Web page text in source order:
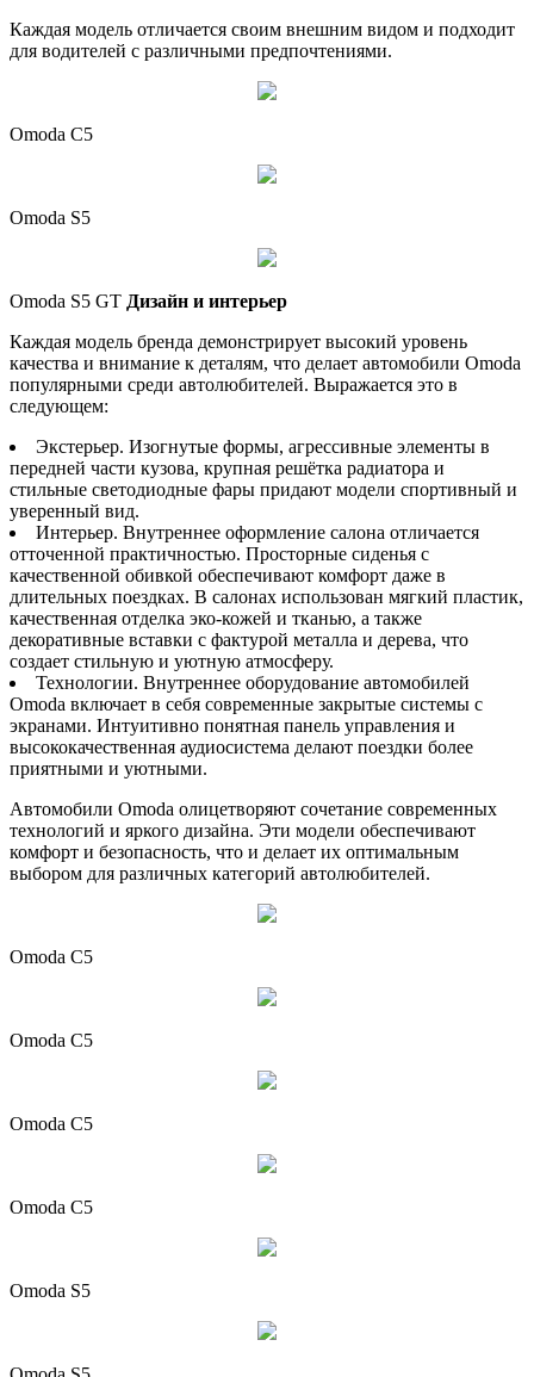
Каждая модель отличается своим внешним видом и подходит
для водителей с различными предпочтениями.
Omoda C5
Omoda S5
Omoda S5 GT Дизайн и интерьер
Каждая модель бренда демонстрирует высокий уровень
качества и внимание к деталям, что делает автомобили Omoda
популярными среди автолюбителей. Выражается это в
следующем:
Экстерьер. Изогнутые формы, агрессивные элементы в
передней части кузова, крупная решётка радиатора и
стильные светодиодные фары придают модели спортивный и
уверенный вид.
Интерьер. Внутреннее оформление салона отличается
отточенной практичностью. Просторные сиденья с
качественной обивкой обеспечивают комфорт даже в
длительных поездках. В салонах использован мягкий пластик,
качественная отделка эко-кожей и тканью, а также
декоративные вставки с фактурой металла и дерева, что
создает стильную и уютную атмосферу.
Технологии. Внутреннее оборудование автомобилей
Omoda включает в себя современные закрытые системы с
экранами. Интуитивно понятная панель управления и
высококачественная аудиосистема делают поездки более
приятными и уютными.
Автомобили Omoda олицетворяют сочетание современных
технологий и яркого дизайна. Эти модели обеспечивают
комфорт и безопасность, что и делает их оптимальным
выбором для различных категорий автолюбителей.
Omoda C5
Omoda C5
Omoda C5
Omoda C5
Omoda S5